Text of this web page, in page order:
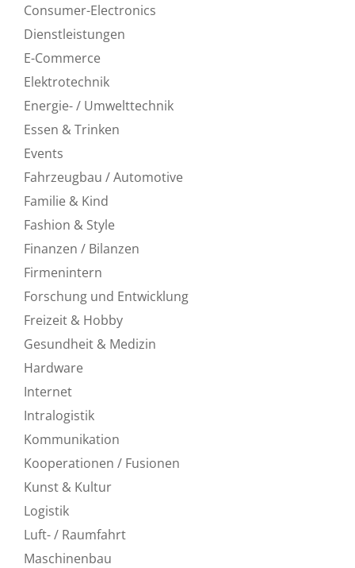
Consumer-Electronics
Dienstleistungen
E-Commerce
Elektrotechnik
Energie- / Umwelttechnik
Essen & Trinken
Events
Fahrzeugbau / Automotive
Familie & Kind
Fashion & Style
Finanzen / Bilanzen
Firmenintern
Forschung und Entwicklung
Freizeit & Hobby
Gesundheit & Medizin
Hardware
Internet
Intralogistik
Kommunikation
Kooperationen / Fusionen
Kunst & Kultur
Logistik
Luft- / Raumfahrt
Maschinenbau